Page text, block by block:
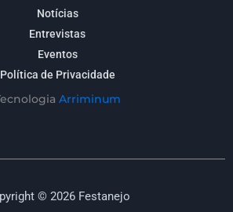
Notícias
Entrevistas
Eventos
Política de Privacidade
Arriminum
© 2026 Festanejo